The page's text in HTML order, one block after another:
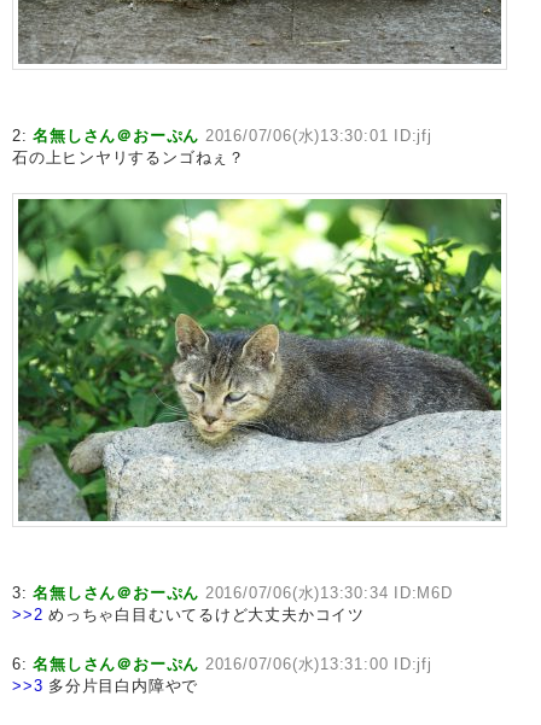
2:名無しさん＠おーぷん 2016/07/06(水)13:30:01 ID:jfj
石の上ヒンヤリするンゴねぇ？
3:名無しさん＠おーぷん 2016/07/06(水)13:30:34 ID:M6D
>>2 めっちゃ白目むいてるけど大丈夫かコイツ
6:名無しさん＠おーぷん 2016/07/06(水)13:31:00 ID:jfj
>>3 多分片目白内障やで